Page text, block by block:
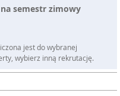
semestr zimowy
jest do wybranej
wybierz inną rekrutację.